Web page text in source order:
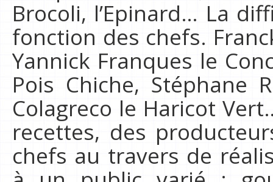
Brocoli, l’Epinard… La
fonction des chefs.
Yannick Franques le
Pois Chiche, Stéphane
Colagreco le Haricot
recettes, des
chefs au travers de